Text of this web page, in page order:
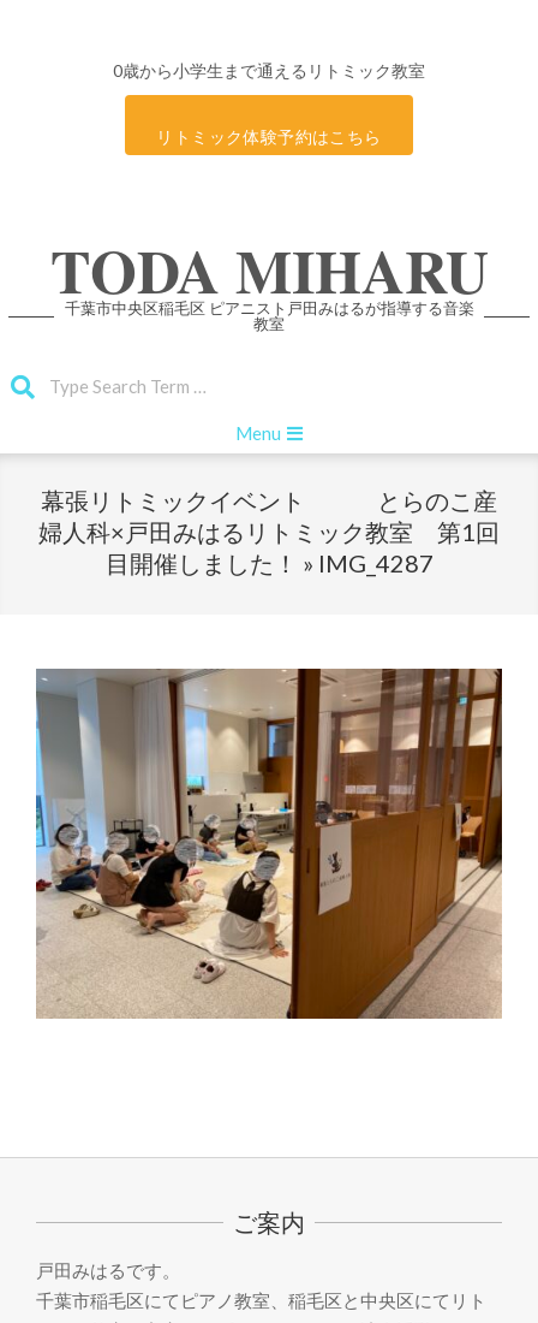
0歳から小学生まで通えるリトミック教室
リトミック体験予約はこちら
TODA MIHARU
千葉市中央区稲毛区 ピアニスト戸田みはるが指導する音楽
教室
Navigation
Menu
幕張リトミックイベント とらのこ産
婦人科×戸田みはるリトミック教室 第1回
目開催しました！ » IMG_4287
06-
ご案内
戸田みはるです。
千葉市稲毛区にてピアノ教室、稲毛区と中央区にてリト